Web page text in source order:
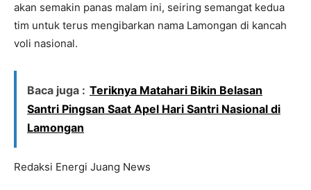
akan semakin panas malam ini, seiring semangat kedua
tim untuk terus mengibarkan nama Lamongan di kancah
voli nasional.
Baca juga : Teriknya Matahari Bikin Belasan
Santri Pingsan Saat Apel Hari Santri Nasional di
Lamongan
Redaksi Energi Juang News